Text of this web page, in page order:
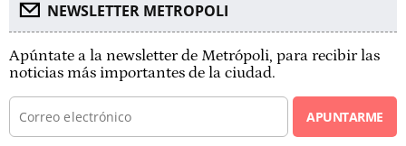
NEWSLETTER METROPOLI
Apúntate a la newsletter de Metrópoli, para recibir las
noticias más importantes de la ciudad.
APUNTARME